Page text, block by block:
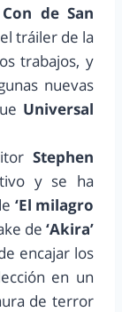
de San
tráiler de la
trabajos, y
nuevas
Universal
Stephen
y se ha
‘El milagro
de ‘Akira’
encajar los
en un
de terror